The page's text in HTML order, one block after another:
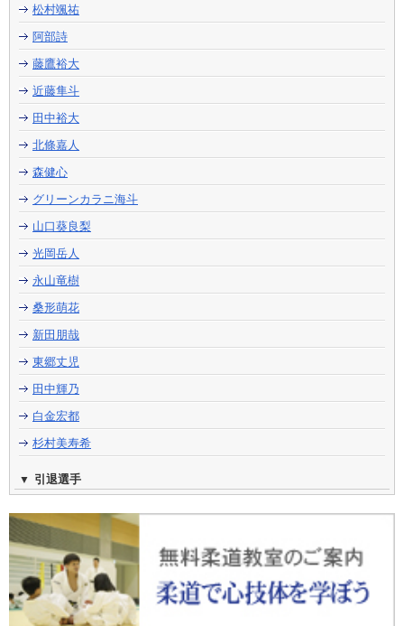
松村颯祐
阿部詩
藤鷹裕大
近藤隼斗
田中裕大
北條嘉人
森健心
グリーンカラニ海斗
山口葵良梨
光岡岳人
永山竜樹
桑形萌花
新田朋哉
東郷丈児
田中輝乃
白金宏都
杉村美寿希
引退選手